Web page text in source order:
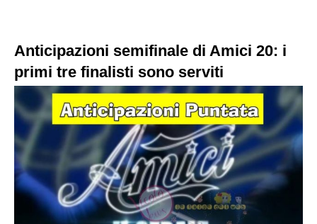
Anticipazioni semifinale di Amici 20: i
primi tre finalisti sono serviti